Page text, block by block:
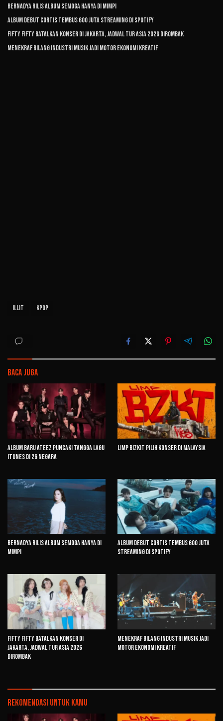
Bernadya Rilis Album Semoga Hanya di Mimpi
Album Debut CORTIS Tembus 600 Juta Streaming di Spotify
FIFTY FIFTY Batalkan Konser di Jakarta, Jadwal Tur Asia 2026 Dirombak
Menekraf Bilang Industri Musik Jadi Motor Ekonomi Kreatif
ILLIT Kpop
Baca Juga
Album Baru ATEEZ Puncaki Tangga Lagu
iTunes di 26 Negara
Limp Bizkit Pilih Konser di Malaysia
Bernadya Rilis Album Semoga Hanya di
Mimpi
Album Debut CORTIS Tembus 600 Juta
Streaming di Spotify
FIFTY FIFTY Batalkan Konser di
Jakarta, Jadwal Tur Asia 2026
Dirombak
Menekraf Bilang Industri Musik Jadi
Motor Ekonomi Kreatif
Rekomendasi untuk kamu